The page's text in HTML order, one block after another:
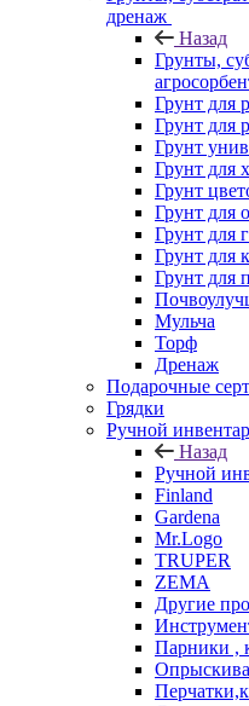
дренаж
Назад
Грунты,
Грунт для
Грунт для
Грунт
Грунт для
Грунт
Грунт для
Грунт для
Грунт для
Грунт для
Мульча
Торф
Дренаж
Подарочные
Грядки
Ручной
Назад
Ручной
Finland
Gardena
Mr.Logo
TRUPER
ZEMA
Другие
Парники ,